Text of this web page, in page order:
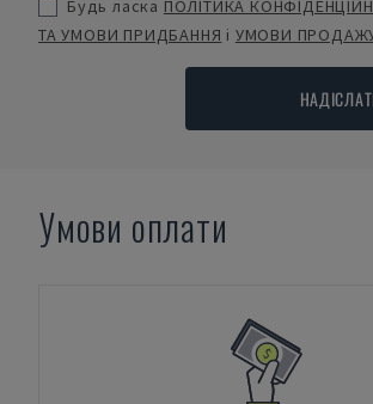
Будь ласка ПОЛІТИКА
ТА УМОВИ ПРИДБАННЯ і УМОВИ
Умови оплати